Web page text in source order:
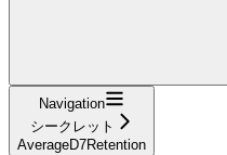
Navigation
シークレット
AverageD7Retention